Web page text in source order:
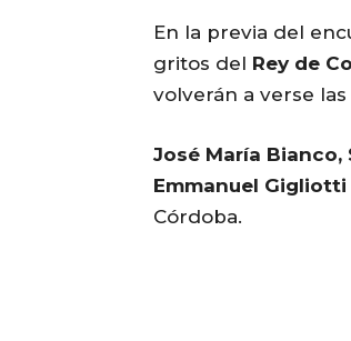
En la previa del
gritos del Rey de
volverán a verse las
José María Bianco,
Emmanuel Gigliotti
Córdoba.